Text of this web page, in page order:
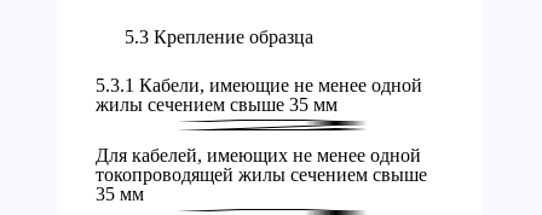
5.3 Крепление образца
5.3.1 Кабели, имеющие не менее одной
жилы сечением свыше 35 мм
Для кабелей, имеющих не менее одной
токопроводящей жилы сечением свыше
35 мм